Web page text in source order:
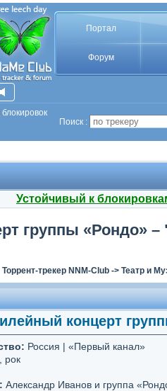
Портал
Форум
Поиск :
Устойчивый к
группы «Рондо» –
Торрент-трекер NNM-Club -> Театр и
концерт
Россия | «Первый канал»
рок
Александр Иванов и группа